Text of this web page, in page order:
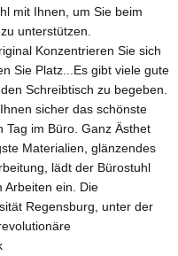
mit Ihnen, um Sie beim
unterstützen.
Konzentrieren Sie sich
Sie Platz...Es gibt viele gute
Schreibtisch zu begeben.
sicher das schönste
im Büro. Ganz Ästhet
Materialien, glänzendes
lädt der Bürostuhl
Arbeiten ein. Die
Regensburg, unter der